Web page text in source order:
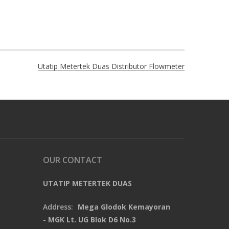
Utatip Metertek Duas Distributor Flowmeter
OUR CONTACT
UTATIP METERTEK DUAS
Address: Mega Glodok Kemayoran
- MGK Lt. UG Blok D6 No.3